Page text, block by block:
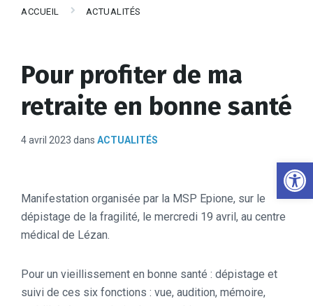
ACCUEIL ACTUALITÉS
Pour profiter de ma
retraite en bonne santé
4 avril 2023 dans ACTUALITÉS
Manifestation organisée par la MSP Epione, sur le
dépistage de la fragilité, le mercredi 19 avril, au centre
médical de Lézan.
Pour un vieillissement en bonne santé : dépistage et
suivi de ces six fonctions : vue, audition, mémoire,